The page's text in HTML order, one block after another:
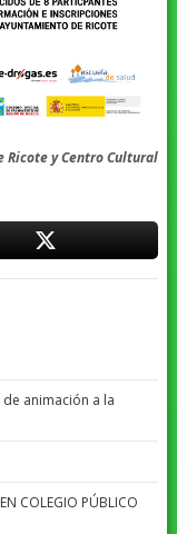
y Centro Cultural
animación a la
COLEGIO PÚBLICO